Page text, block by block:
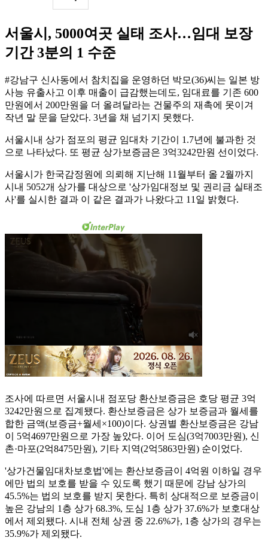
서울시, 5000여곳 실태 조사…임대 보장
기간 3분의 1 수준
#강남구 신사동에서 참치집을 운영하던 박모(36)씨는 일본 방
사능 유출사고 이후 매출이 급감했는데도, 임대료를 기존 600
만원에서 200만원을 더 올려달라는 건물주의 재촉에 못이겨
작년 말 문을 닫았다. 3년을 채 넘기지 못했다.
서울시내 상가 점포의 평균 임대차 기간이 1.7년에 불과한 것
으로 나타났다. 또 평균 상가보증금은 3억3242만원 선이었다.
서울시가 한국감정원에 의뢰해 지난해 11월부터 올 2월까지
시내 5052개 상가를 대상으로 '상가임대정보 및 권리금 실태조
사'를 실시한 결과 이 같은 결과가 나왔다고 11일 밝혔다.
조사에 따르면 서울시내 점포당 환산보증금은 호당 평균 3억
3242만원으로 집계됐다. 환산보증금은 상가 보증금과 월세를
합한 금액(보증금+월세×100)이다. 상권별 환산보증금은 강남
이 5억4697만원으로 가장 높았다. 이어 도심(3억7003만원), 신
촌·마포(2억8475만원), 기타 지역(2억5863만원) 순이었다.
'상가건물임대차보호법'에는 환산보증금이 4억원 이하일 경우
에만 법의 보호를 받을 수 있도록 했기 때문에 강남 상가의
45.5%는 법의 보호를 받지 못한다. 특히 상대적으로 보증금이
높은 강남의 1층 상가 68.3%, 도심 1층 상가 37.6%가 보호대상
에서 제외됐다. 시내 전체 상권 중 22.6%가, 1층 상가의 경우는
35.9%가 제외됐다.